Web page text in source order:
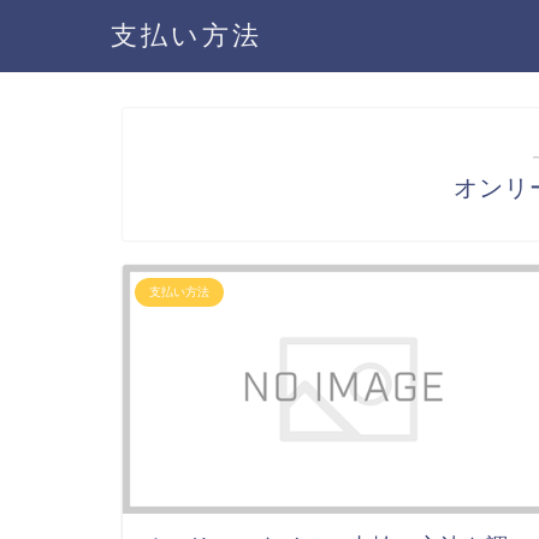
支払い方法
オンリ
支払い方法